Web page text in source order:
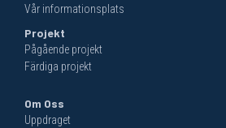
Vår informationsplats
Projekt
Pågående projekt
Färdiga projekt
Om Oss
Uppdraget